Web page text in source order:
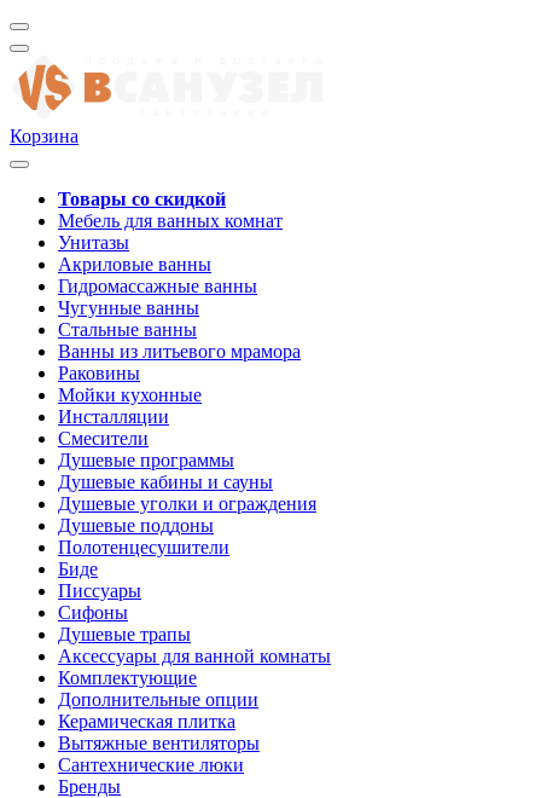
Корзина
Товары со скидкой
Мебель для ванных комнат
Унитазы
Акриловые ванны
Гидромассажные ванны
Чугунные ванны
Стальные ванны
Ванны из литьевого мрамора
Раковины
Мойки кухонные
Инсталляции
Смесители
Душевые программы
Душевые кабины и сауны
Душевые уголки и ограждения
Душевые поддоны
Полотенцесушители
Биде
Писсуары
Сифоны
Душевые трапы
Аксессуары для ванной комнаты
Комплектующие
Дополнительные опции
Керамическая плитка
Вытяжные вентиляторы
Сантехнические люки
Бренды